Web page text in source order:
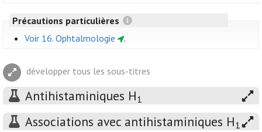
Précautions particulières
Voir 16. Ophtalmologie
.
développer tous les sous-titres
Antihistaminiques H1
Associations avec antihistaminiques H1